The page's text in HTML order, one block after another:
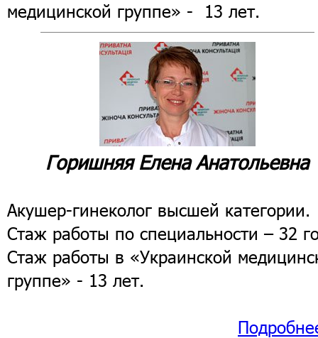
медицинской группе» - 13 лет.
Горишняя Елена Анатольевна
Акушер-гинеколог высшей категории.
Стаж работы по специальности – 32
Стаж работы в «Украинской
группе» - 13 лет.